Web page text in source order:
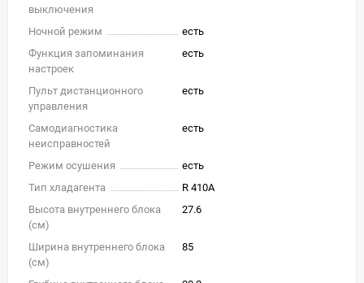
выключения
Ночной режим
есть
Функция запоминания
настроек
есть
Пульт дистанционного
управления
есть
Самодиагностика
неисправностей
есть
Режим осушения
есть
Тип хладагента
R 410A
Высота внутреннего блока
(см)
27.6
Ширина внутреннего блока
(см)
85